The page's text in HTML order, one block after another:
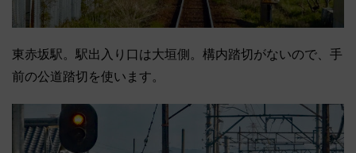
東赤坂駅。駅出入り口は大垣側。構内踏切がないので、手
前の公道踏切を使います。